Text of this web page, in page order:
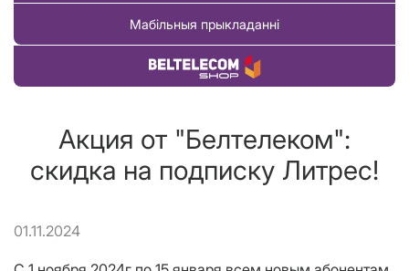
Мабільныя прыкладанні
Купіць тавар
Акция от "Белтелеком":
скидка на подписку Литрес!
01.11.2024